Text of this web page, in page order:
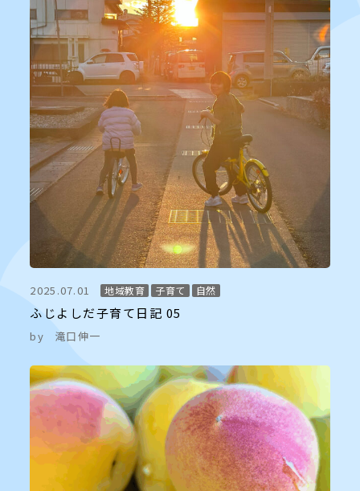
2025.07.01 地域教育 子育て 自然
ふじよしだ子育て日記 05
by 滝口伸一